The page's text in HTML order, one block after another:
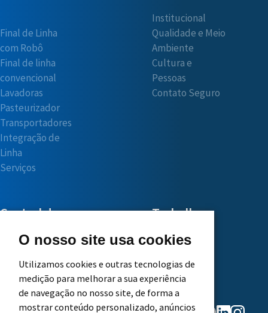
O nosso site usa cookies
Utilizamos cookies e outras tecnologias de
medição para melhorar a sua experiência
de navegação no nosso site, de forma a
mostrar conteúdo personalizado, anúncios
Final de Linha
com Robô
Final de linha
convencional
Lavadoras
Pasteurizador
Transportadores
Integração de
Linha
Serviços
Institucional
Qualidade e Meio
Ambiente
Cultura e
Pessoas
Contato Seguro
Central do
Solicite
Orçamento
Assistência
Trabalhe
Principais
Benefícios
Etapas do